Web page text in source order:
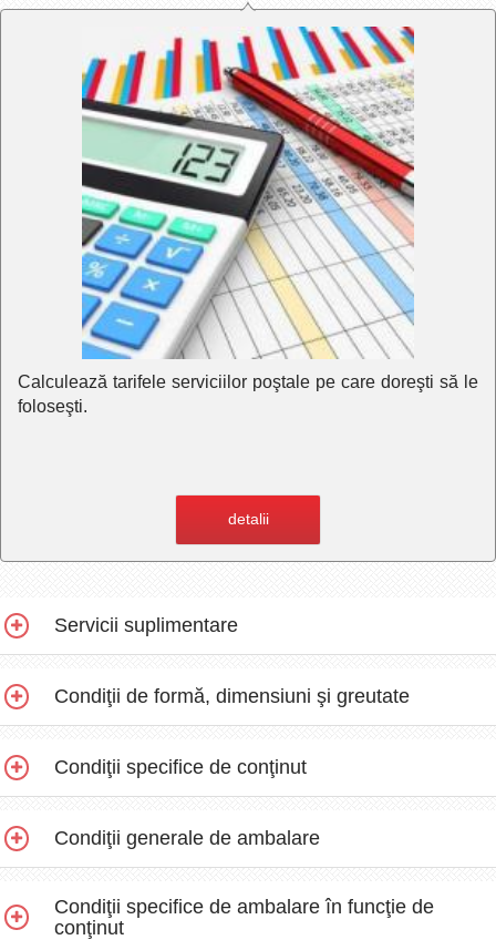
Calculează tarifele serviciilor poştale pe care doreşti să le
foloseşti.
detalii
Servicii suplimentare
Condiţii de formă, dimensiuni şi greutate
Condiţii specifice de conţinut
Condiţii generale de ambalare
Condiţii specifice de ambalare în funcţie de
conţinut